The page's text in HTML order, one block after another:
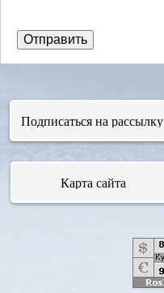
Подписаться на рассылку
Карта сайта